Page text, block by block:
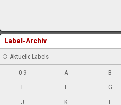
Label-Archiv
Aktuelle Labels
0-9 A B
E
F G
J
K L